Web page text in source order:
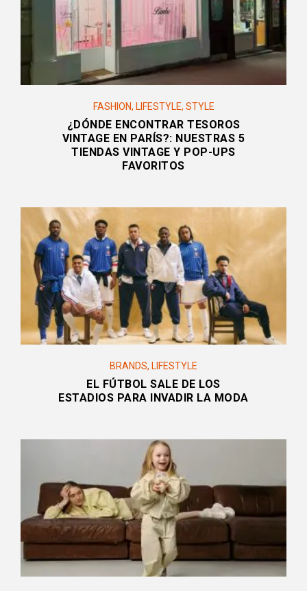
FASHION, LIFESTYLE, STYLE
¿DÓNDE ENCONTRAR TESOROS
VINTAGE EN PARÍS?: NUESTRAS 5
TIENDAS VINTAGE Y POP-UPS
FAVORITOS
BRANDS, LIFESTYLE
EL FÚTBOL SALE DE LOS
ESTADIOS PARA INVADIR LA MODA